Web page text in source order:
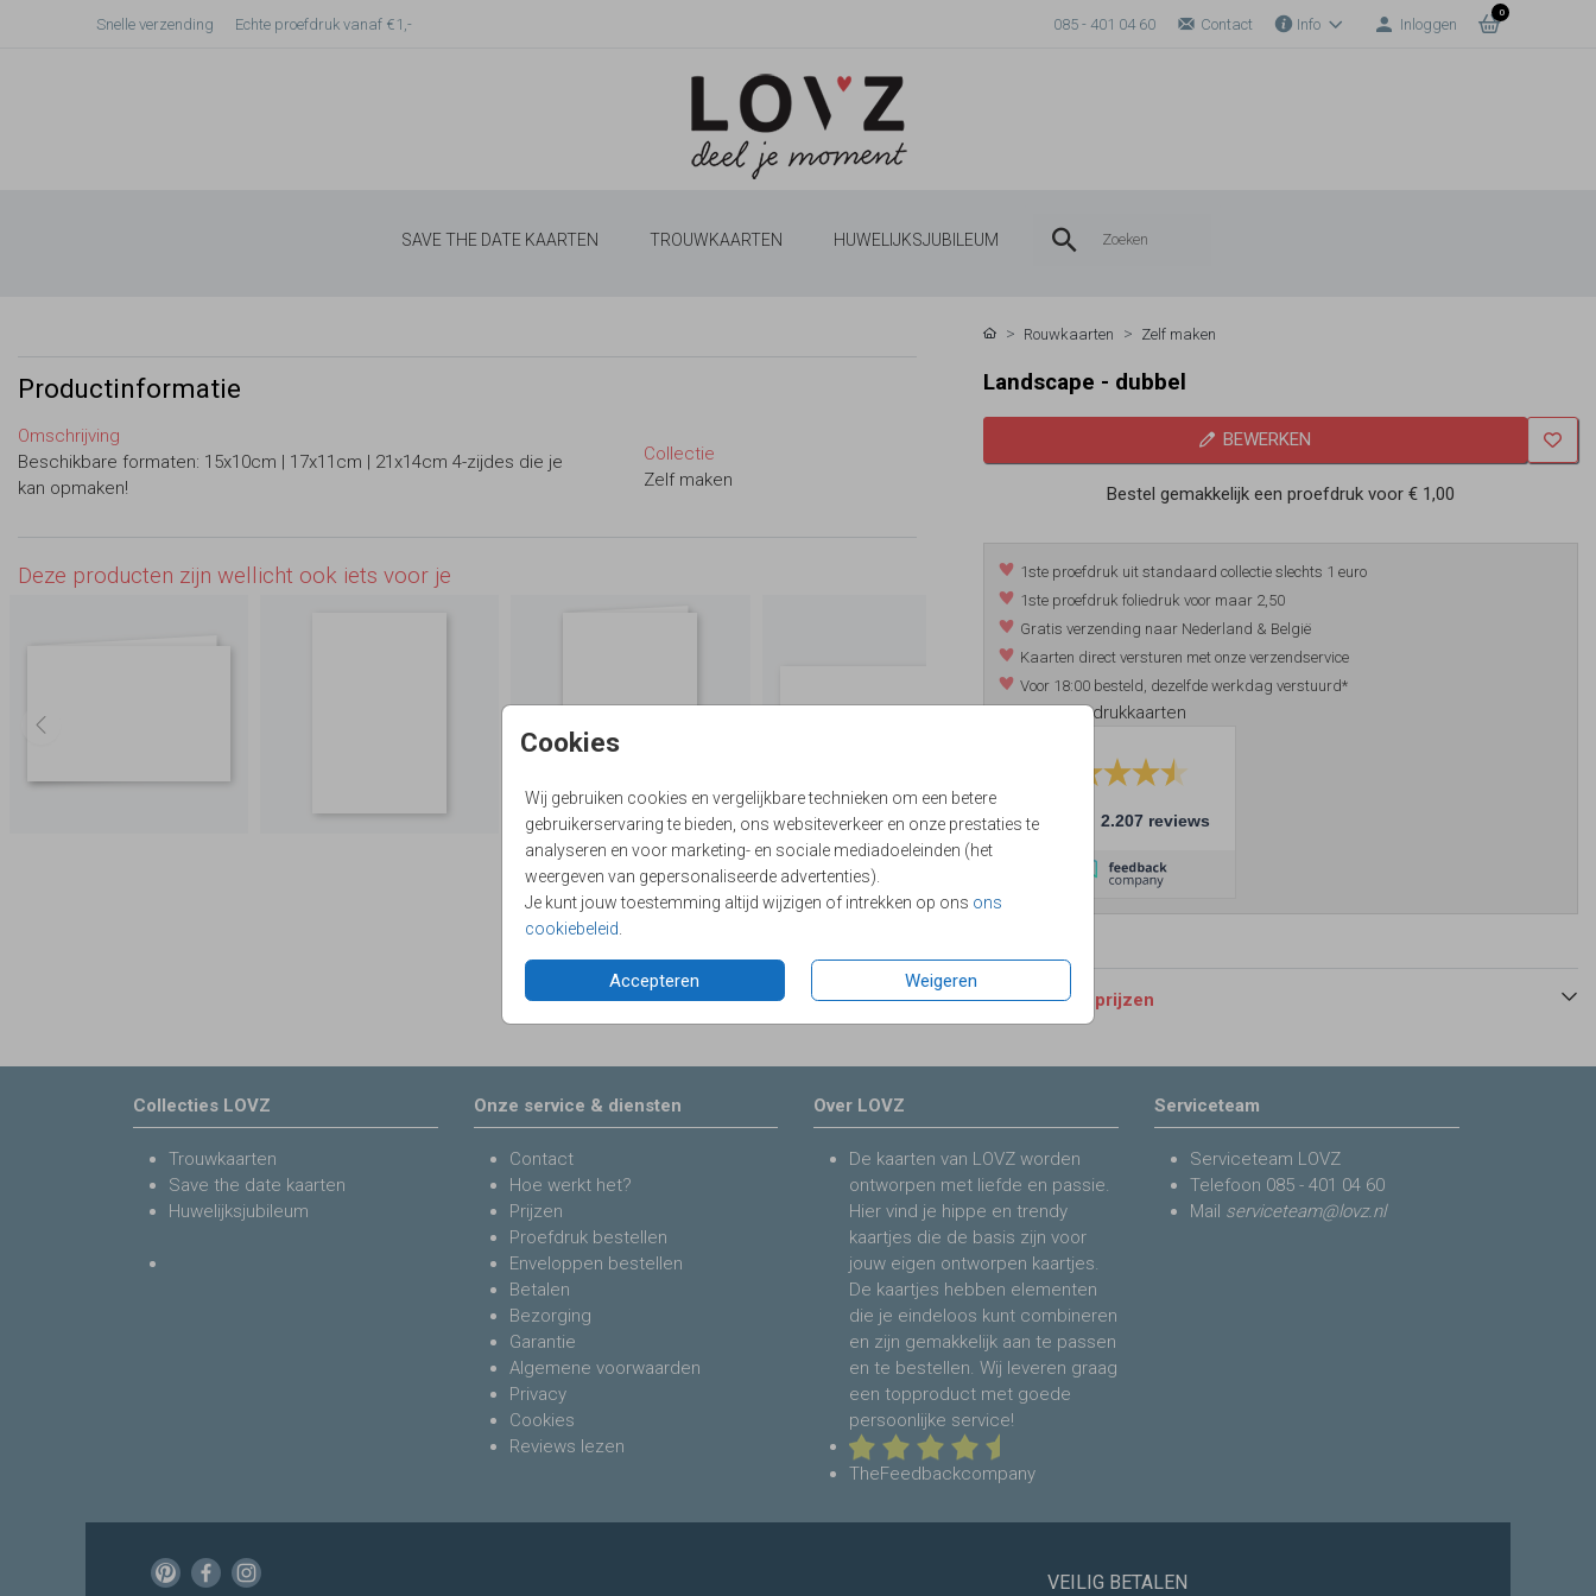
Snelle verzending Echte proefdruk vanaf €1,- 085 - 401 04 60 Contact Info Inloggen
0
SAVE THE DATE KAARTEN TROUWKAARTEN HUWELIJKSJUBILEUM
Cookies
Wij gebruiken cookies en vergelijkbare technieken om een betere
gebruikerservaring te bieden, ons websiteverkeer en onze prestaties te
analyseren en voor marketing- en sociale mediadoeleinden (het
weergeven van gepersonaliseerde advertenties).
Je kunt jouw toestemming altijd wijzigen of intrekken op ons ons
cookiebeleid
Accepteren Weigeren
Productinformatie
Omschrijving
Beschikbare formaten: 15x10cm | 17x11cm | 21x14cm 4-zijdes die je
kan opmaken!
Collectie
Zelf maken
Deze producten zijn wellicht ook iets voor je
Rouwkaarten Zelf maken
Landscape - dubbel
BEWERKEN
Bestel gemakkelijk een proefdruk voor€ 1,00
1ste proefdruk uit standaard collectie slechts 1 euro
1ste proefdruk foliedruk voor maar 2,50
Gratis verzending naar Nederland & België
Kaarten direct versturen met onze verzendservice
Voor 18:00 besteld, dezelfde werkdag verstuurd*
*m.u.v. foliedrukkaarten
9.4 2.207 reviews
Formaten en prijzen
Collecties LOVZ
Trouwkaarten
Save the date kaarten
Huwelijksjubileum
Onze service & diensten
Contact
Hoe werkt het?
Prijzen
Proefdruk bestellen
Enveloppen bestellen
Betalen
Bezorging
Garantie
Algemene voorwaarden
Privacy
Cookies
Reviews lezen
Over LOVZ
De kaarten van LOVZ worden
ontworpen met liefde en passie.
Hier vind je hippe en trendy
kaartjes die de basis zijn voor
jouw eigen ontworpen kaartjes.
De kaartjes hebben elementen
die je eindeloos kunt combineren
en zijn gemakkelijk aan te passen
en te bestellen. Wij leveren graag
een topproduct met goede
persoonlijke service!
TheFeedbackcompany
Serviceteam
Serviceteam LOVZ
Telefoon 085 - 401 04 60
Mail serviceteam@lovz.nl
VEILIG BETALEN